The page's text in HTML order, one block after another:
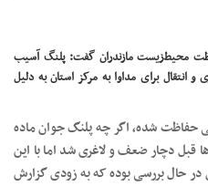
محیط‌زیست مازندران گفت: پلنگ آسیب
برای مداوا به مرکز استان به دلیل
حفاظت شده، اگر چه پلنگ جوان ماده
قبل دچار ضعف و لاغری شد اما با این
حال بررسی بوده که به زودی گزارش